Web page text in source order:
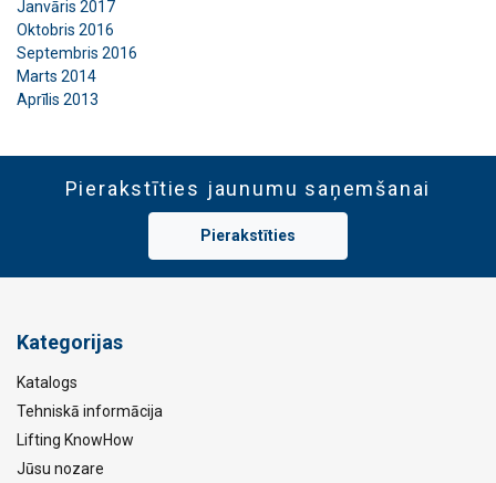
Janvāris 2017
Oktobris 2016
Septembris 2016
Marts 2014
Aprīlis 2013
Pierakstīties jaunumu saņemšanai
Pierakstīties
Kategorijas
Katalogs
Tehniskā informācija
Lifting KnowHow
Jūsu nozare